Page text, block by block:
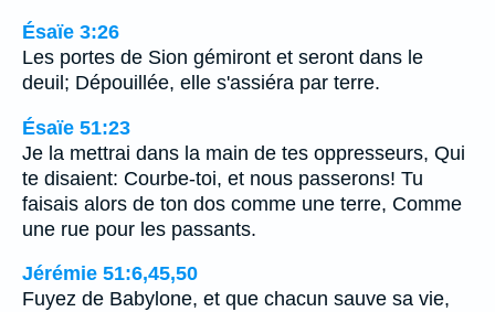
Ésaïe 3:26
Les portes de Sion gémiront et seront dans le
deuil; Dépouillée, elle s'assiéra par terre.
Ésaïe 51:23
Je la mettrai dans la main de tes oppresseurs, Qui
te disaient: Courbe-toi, et nous passerons! Tu
faisais alors de ton dos comme une terre, Comme
une rue pour les passants.
Jérémie 51:6,45,50
Fuyez de Babylone, et que chacun sauve sa vie,